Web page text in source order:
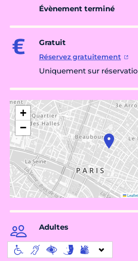
Évènement terminé
Gratuit
Réservez gratuitement
Uniquement sur
+
−
Leaflet
Adultes